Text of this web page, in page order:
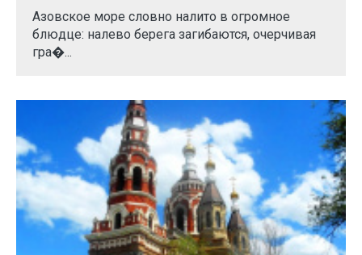
Азовское море словно налито в огромное
блюдце: налево берега загибаются, очерчивая
гра�...